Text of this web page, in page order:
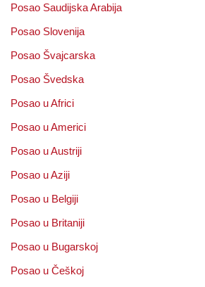
Posao Saudijska Arabija
Posao Slovenija
Posao Švajcarska
Posao Švedska
Posao u Africi
Posao u Americi
Posao u Austriji
Posao u Aziji
Posao u Belgiji
Posao u Britaniji
Posao u Bugarskoj
Posao u Češkoj